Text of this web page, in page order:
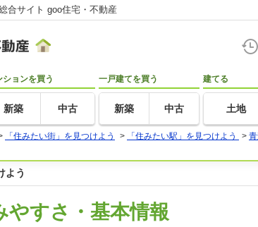
合サイト goo住宅・不動産
ションを買う
新築 中古
一戸建てを買う
新築 中古
建てる
土地
「住みたい街」を見つけよう > 「住みたい駅」を見つけよう >
よう
やすさ・基本情報